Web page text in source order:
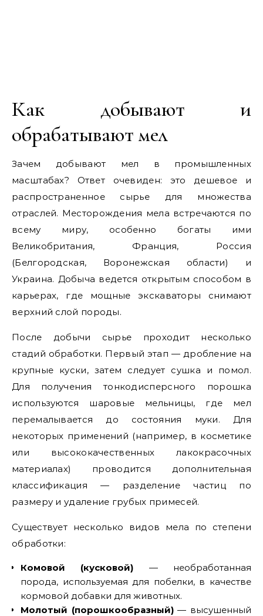
Как добывают и
обрабатывают мел
Зачем добывают мел в промышленных
масштабах? Ответ очевиден: это дешевое и
распространенное сырье для множества
отраслей. Месторождения мела встречаются по
всему миру, особенно богаты ими
Великобритания, Франция, Россия
(Белгородская, Воронежская области) и
Украина. Добыча ведется открытым способом в
карьерах, где мощные экскаваторы снимают
верхний слой породы.
После добычи сырье проходит несколько
стадий обработки. Первый этап — дробление на
крупные куски, затем следует сушка и помол.
Для получения тонкодисперсного порошка
используются шаровые мельницы, где мел
перемалывается до состояния муки. Для
некоторых применений (например, в косметике
или высококачественных лакокрасочных
материалах) проводится дополнительная
классификация — разделение частиц по
размеру и удаление грубых примесей.
Существует несколько видов мела по степени
обработки:
Комовой (кусковой) — необработанная
порода, используемая для побелки, в качестве
кормовой добавки для животных.
Молотый (порошкообразный)— высушенный